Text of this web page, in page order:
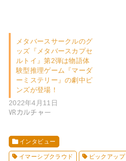
メタバースサークルのグ
ッズ『メタバースカプセ
ルトイ』第2弾は物語体
験型推理ゲーム『マーダ
ーミステリー』の劇中ピ
ンズが登場！
2022年4月11日
VRカルチャー
インタビュー
イマーシブクラウド ピックアップ